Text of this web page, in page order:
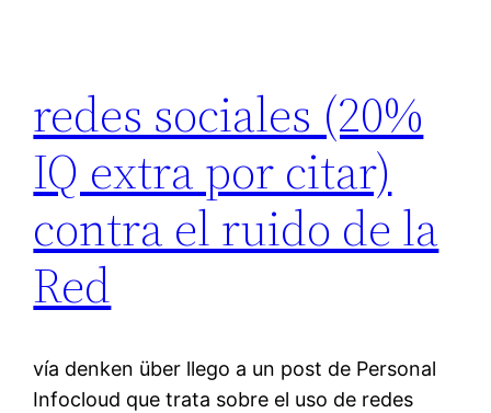
redes sociales (20%
IQ extra por citar)
contra el ruido de la
Red
vía denken über llego a un post de Personal
Infocloud que trata sobre el uso de redes